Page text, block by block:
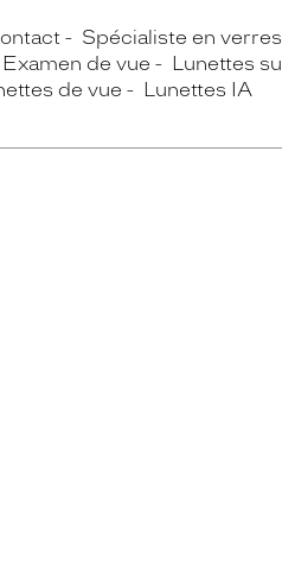
Spécialiste en
Examen de vue Lunettes
de vue Lunettes IA